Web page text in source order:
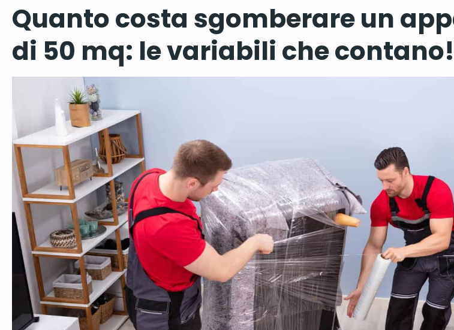
Quanto costa sgomberare un
di 50 mq: le variabili che contano!